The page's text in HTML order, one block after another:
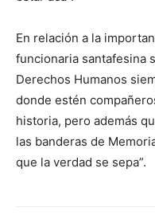
En relación a la
funcionaria santafesina
Derechos Humanos
donde estén
historia, pero además
las banderas de
que la verdad se sepa”.